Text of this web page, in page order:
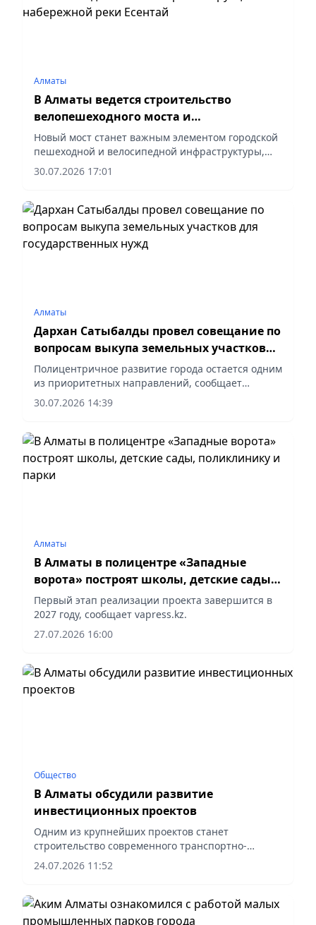
Алматы
В Алматы ведется строительство
велопешеходного моста и
реконструкция набережной реки
Есентай
Новый мост станет важным элементом городской
пешеходной и велосипедной инфраструктуры,
сообщает vapress.kz.
30.07.2026 17:01
Алматы
Дархан Сатыбалды провел совещание по
вопросам выкупа земельных участков
для государственных нужд
Полицентричное развитие города остается одним
из приоритетных направлений, сообщает
vapress.kz.
30.07.2026 14:39
Алматы
В Алматы в полицентре «Западные
ворота» построят школы, детские сады,
поликлинику и парки
Первый этап реализации проекта завершится в
2027 году, сообщает vapress.kz.
27.07.2026 16:00
Общество
В Алматы обсудили развитие
инвестиционных проектов
Одним из крупнейших проектов станет
строительство современного транспортно-
логистического центра в Индустриальной зоне
Алматы, сообщает корреспондент vapress.kz.
24.07.2026 11:52